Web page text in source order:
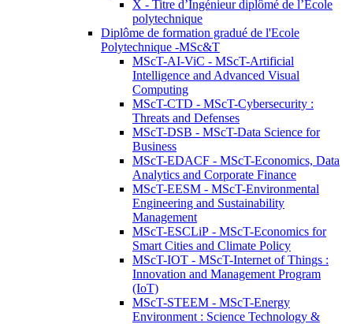
X - Titre d’Ingénieur diplômé de l’École
polytechnique
Diplôme de formation gradué de l'Ecole
Polytechnique -MSc&T
MScT-AI-ViC - MScT-Artificial
Intelligence and Advanced Visual
Computing
MScT-CTD - MScT-Cybersecurity :
Threats and Defenses
MScT-DSB - MScT-Data Science for
Business
MScT-EDACF - MScT-Economics, Data
Analytics and Corporate Finance
MScT-EESM - MScT-Environmental
Engineering and Sustainability
Management
MScT-ESCLiP - MScT-Economics for
Smart Cities and Climate Policy
MScT-IOT - MScT-Internet of Things :
Innovation and Management Program
(IoT)
MScT-STEEM - MScT-Energy
Environment : Science Technology &